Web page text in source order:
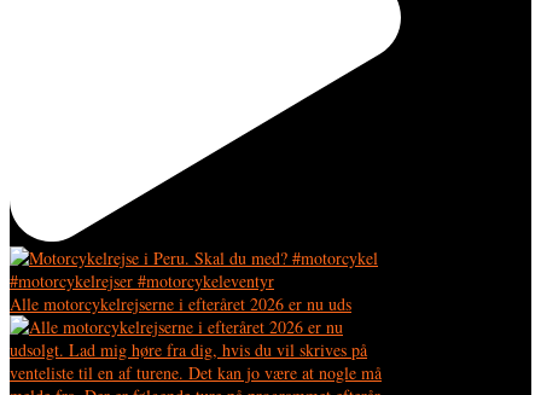
Alle motorcykelrejserne i efteråret 2026 er nu uds